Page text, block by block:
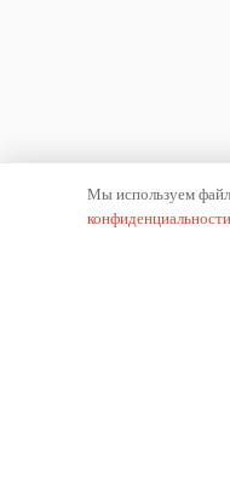
Мы используем
конфиденциальности